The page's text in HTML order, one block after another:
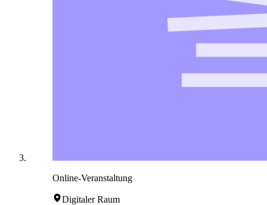
Online-Veranstaltung
Digitaler Raum